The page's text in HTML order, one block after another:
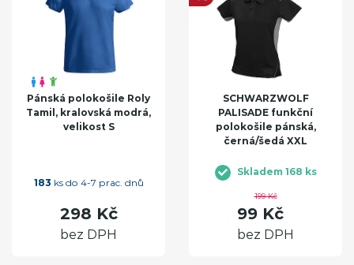
Pánská polokošile Roly
Tamil, kralovská modrá,
velikost S
183 ks do 4-7 prac. dnů
298 Kč
bez DPH
SCHWARZWOLF
PALISADE funkční
polokošile pánská,
černá/šedá XXL
Skladem 168 ks
199 Kč
99 Kč
bez DPH